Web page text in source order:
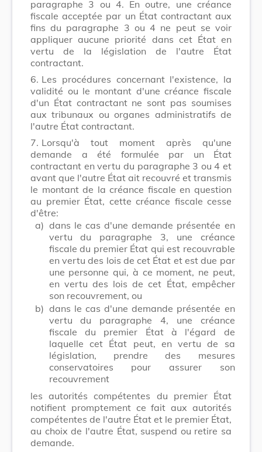
paragraphe 3 ou 4. En outre, une créance
fiscale acceptée par un État contractant aux
fins du paragraphe 3 ou 4 ne peut se voir
appliquer aucune priorité dans cet État en
vertu de la législation de l'autre État
contractant.
6. Les procédures concernant l'existence, la
validité ou le montant d'une créance fiscale
d'un État contractant ne sont pas soumises
aux tribunaux ou organes administratifs de
l'autre État contractant.
7. Lorsqu'à tout moment après qu'une
demande a été formulée par un État
contractant en vertu du paragraphe 3 ou 4 et
avant que l'autre État ait recouvré et transmis
le montant de la créance fiscale en question
au premier État, cette créance fiscale cesse
d'être:
a) dans le cas d'une demande présentée en
vertu du paragraphe 3, une créance
fiscale du premier État qui est recouvrable
en vertu des lois de cet État et est due par
une personne qui, à ce moment, ne peut,
en vertu des lois de cet État, empêcher
son recouvrement, ou
b) dans le cas d'une demande présentée en
vertu du paragraphe 4, une créance
fiscale du premier État à l'égard de
laquelle cet État peut, en vertu de sa
législation, prendre des mesures
conservatoires pour assurer son
recouvrement
les autorités compétentes du premier État
notifient promptement ce fait aux autorités
compétentes de l'autre État et le premier État,
au choix de l'autre État, suspend ou retire sa
demande.